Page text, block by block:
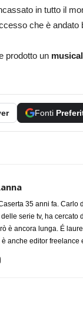
in tutto il
che è andato
prodotto un musical
Fonti
35 anni fa. Carlo
serie tv, ha cercato
è ancora lunga. É
anche editor freelance